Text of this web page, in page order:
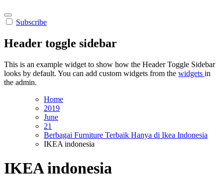
Subscribe
Header toggle sidebar
This is an example widget to show how the Header Toggle Sidebar
looks by default. You can add custom widgets from the widgets in
the admin.
Home
2019
June
21
Berbagai Furniture Terbaik Hanya di Ikea Indonesia
IKEA indonesia
IKEA indonesia